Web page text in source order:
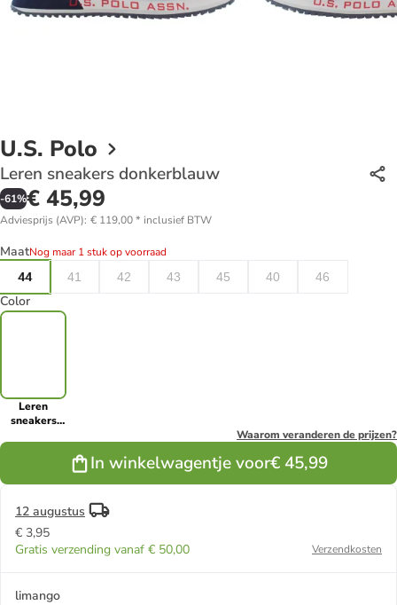
U.S. Polo
Leren sneakers donkerblauw
-61%€ 45,99
Adviesprijs (AVP): € 119,00* inclusief BTW
MaatNog maar 1 stuk op voorraad
44
41 42 43 45 40 46
Color
Leren
sneakers
Waarom veranderen de prijzen?
In winkelwagentje voor€ 45,99
12 augustus
€ 3,95
Gratis verzending vanaf € 50,00
Verzendkosten
limango